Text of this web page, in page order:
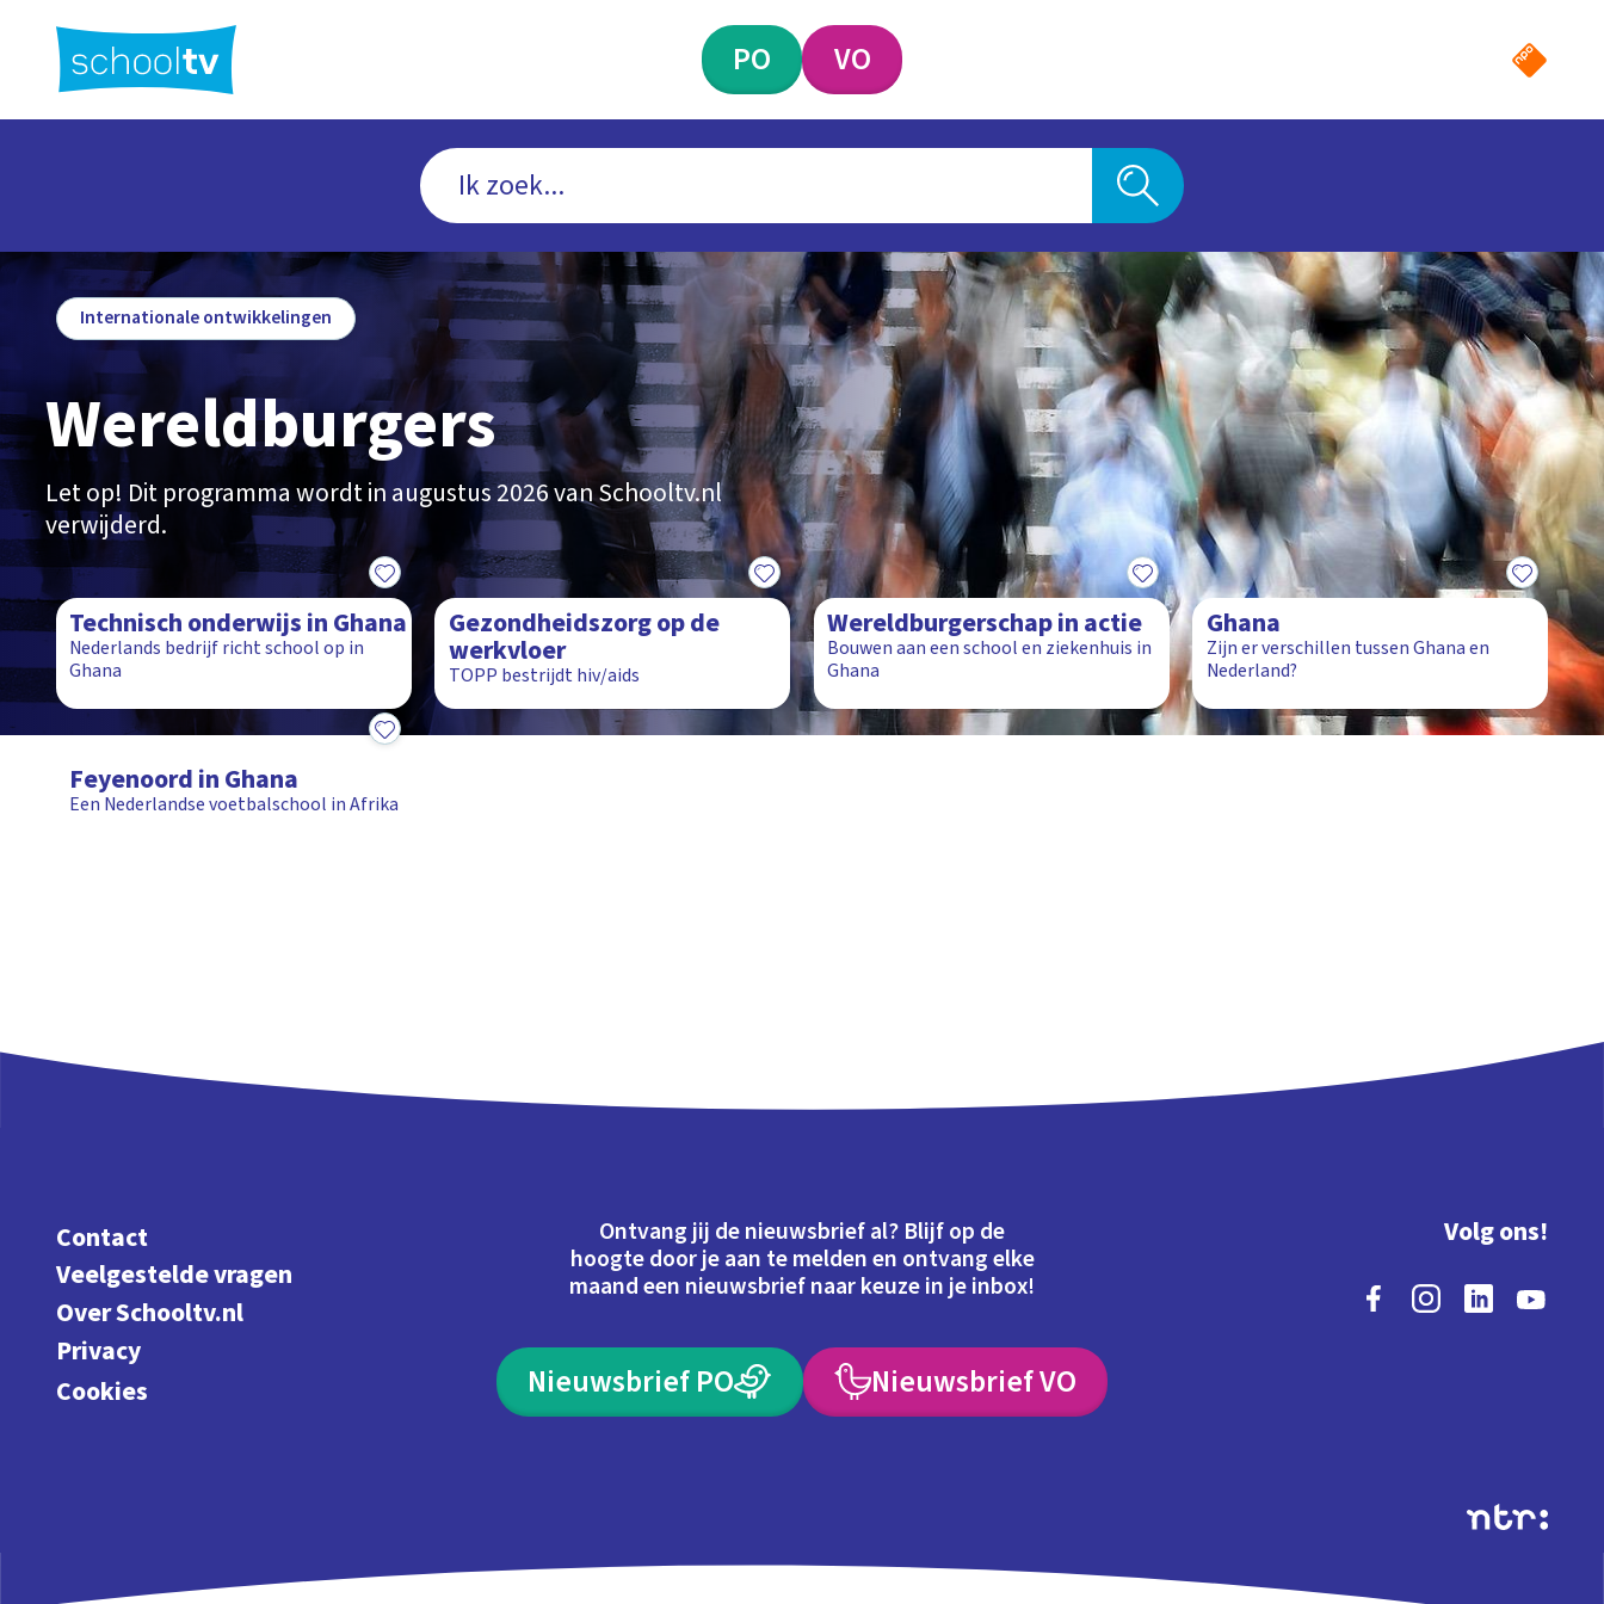
hoofdinhoud
PO VO
Internationale ontwikkelingen
Wereldburgers
Let op! Dit programma wordt in augustus 2026 van Schooltv.nl
verwijderd.
Technisch onderwijs in Ghana
Nederlands bedrijf richt school op in
Ghana
1:57
Gezondheidszorg op de
werkvloer
TOPP bestrijdt hiv/aids
1:38
Wereldburgerschap in actie
Bouwen aan een school en ziekenhuis in
Ghana
1:24
Ghana
Zijn er verschillen tussen Ghana en
Nederland?
1:28
Feyenoord in Ghana
Een Nederlandse voetbalschool in Afrika
2:20
Contact
Veelgestelde vragen
Over Schooltv.nl
Privacy
Cookies
Ontvang jij de nieuwsbrief al? Blijf op de
hoogte door je aan te melden en ontvang elke
maand een nieuwsbrief naar keuze in je inbox!
Nieuwsbrief PO Nieuwsbrief VO
Volg ons!